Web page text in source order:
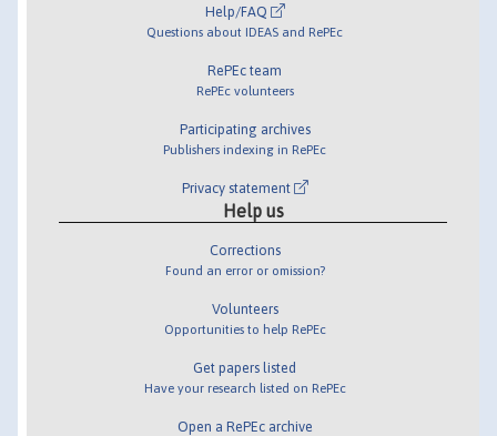
Help/FAQ
Questions about IDEAS and RePEc
RePEc team
RePEc volunteers
Participating archives
Publishers indexing in RePEc
Privacy statement
Help us
Corrections
Found an error or omission?
Volunteers
Opportunities to help RePEc
Get papers listed
Have your research listed on RePEc
Open a RePEc archive